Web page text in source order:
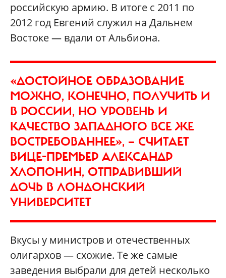
российскую армию. В итоге с 2011 по
2012 год Евгений служил на Дальнем
Востоке — вдали от Альбиона.
«ДОСТОЙНОЕ ОБРАЗОВАНИЕ
МОЖНО, КОНЕЧНО, ПОЛУЧИТЬ И
В РОССИИ, НО УРОВЕНЬ И
КАЧЕСТВО ЗАПАДНОГО ВСЕ ЖЕ
ВОСТРЕБОВАННЕЕ», — СЧИТАЕТ
ВИЦЕ-ПРЕМЬЕР АЛЕКСАНДР
ХЛОПОНИН, ОТПРАВИВШИЙ
ДОЧЬ В ЛОНДОНСКИЙ
УНИВЕРСИТЕТ
Вкусы у министров и отечественных
олигархов — схожие. Те же самые
заведения выбрали для детей несколько